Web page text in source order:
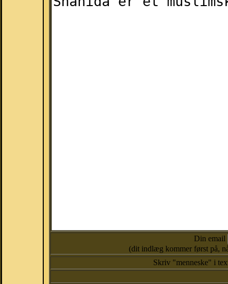
Din email
(dit indlæg kommer først på,
Skriv "menneske" i